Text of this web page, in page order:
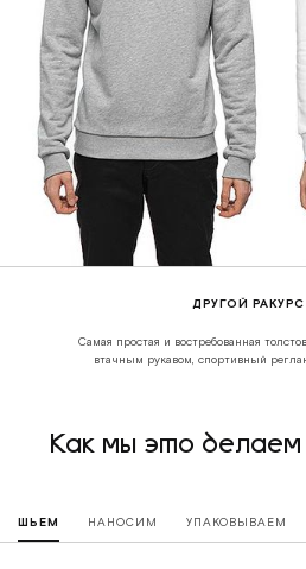
ДРУГОЙ РАКУРС
Самая простая и востребованная
втачным рукавом, спортивный
Как мы это делаем
ШЬЕМ НАНОСИМ УПАКОВЫВАЕМ